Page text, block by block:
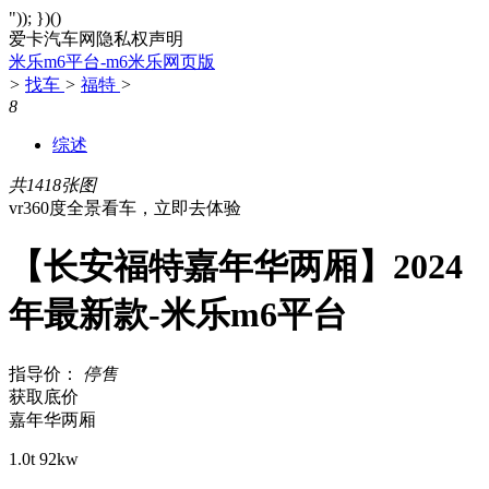
")); })()
爱卡汽车网隐私权声明
米乐m6平台-m6米乐网页版
> 找车 > 福特 >
8
综述
共1418张图
vr360度全景看车，立即去体验
【长安福特嘉年华两厢】2024
年最新款-米乐m6平台
指导价： 停售
获取底价
嘉年华两厢
1.0t 92kw